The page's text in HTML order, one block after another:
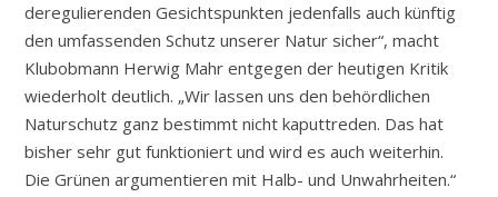
deregulierenden Gesichtspunkten jedenfalls auch künftig
den umfassenden Schutz unserer Natur sicher“, macht
Klubobmann Herwig Mahr entgegen der heutigen Kritik
wiederholt deutlich. „Wir lassen uns den behördlichen
Naturschutz ganz bestimmt nicht kaputtreden. Das hat
bisher sehr gut funktioniert und wird es auch weiterhin.
Die Grünen argumentieren mit Halb- und Unwahrheiten.“